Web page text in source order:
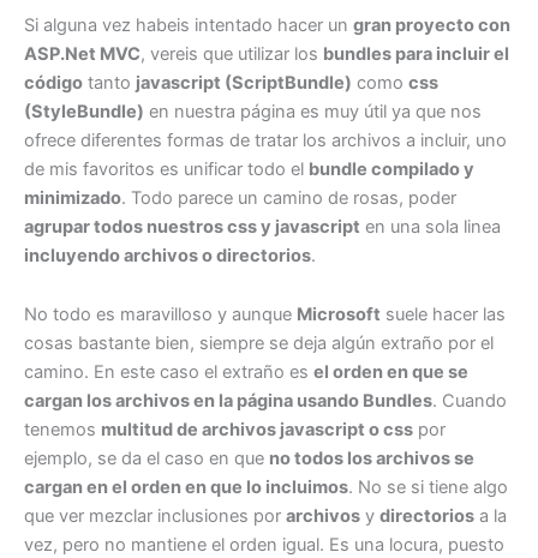
válida
debido
al
estado
actual
del
objeto»
y
como
con
MaxHttpCollectionKeys
Si alguna vez habeis intentado hacer un gran proyecto con
ASP.Net MVC, vereis que utilizar los bundles para incluir el
código tanto javascript (ScriptBundle) como css
(StyleBundle) en nuestra página es muy útil ya que nos
ofrece diferentes formas de tratar los archivos a incluir, uno
de mis favoritos es unificar todo el bundle compilado y
minimizado. Todo parece un camino de rosas, poder
agrupar todos nuestros css y javascript en una sola linea
incluyendo archivos o directorios.
No todo es maravilloso y aunque Microsoft suele hacer las
cosas bastante bien, siempre se deja algún extraño por el
camino. En este caso el extraño es el orden en que se
cargan los archivos en la página usando Bundles. Cuando
tenemos multitud de archivos javascript o css por
ejemplo, se da el caso en que no todos los archivos se
cargan en el orden en que lo incluimos. No se si tiene algo
que ver mezclar inclusiones por archivos y directorios a la
vez, pero no mantiene el orden igual. Es una locura, puesto